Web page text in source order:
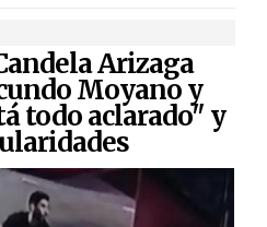
Arizaga
Moyano y
todo aclarado" y